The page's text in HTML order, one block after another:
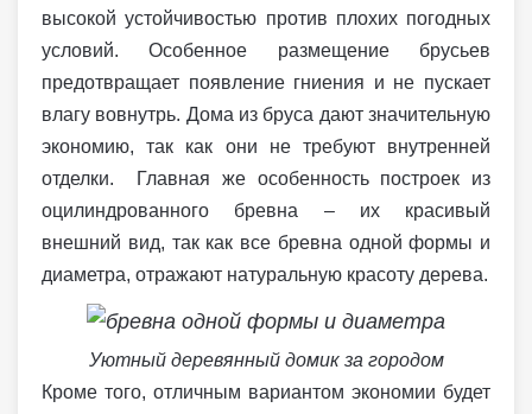
высокой устойчивостью против плохих погодных
условий. Особенное размещение брусьев
предотвращает появление гниения и не пускает
влагу вовнутрь. Дома из бруса дают значительную
экономию, так как они не требуют внутренней
отделки. Главная же особенность построек из
оцилиндрованного бревна – их красивый
внешний вид, так как все бревна одной формы и
диаметра, отражают натуральную красоту дерева.
Уютный деревянный домик за городом
Кроме того, отличным вариантом экономии будет